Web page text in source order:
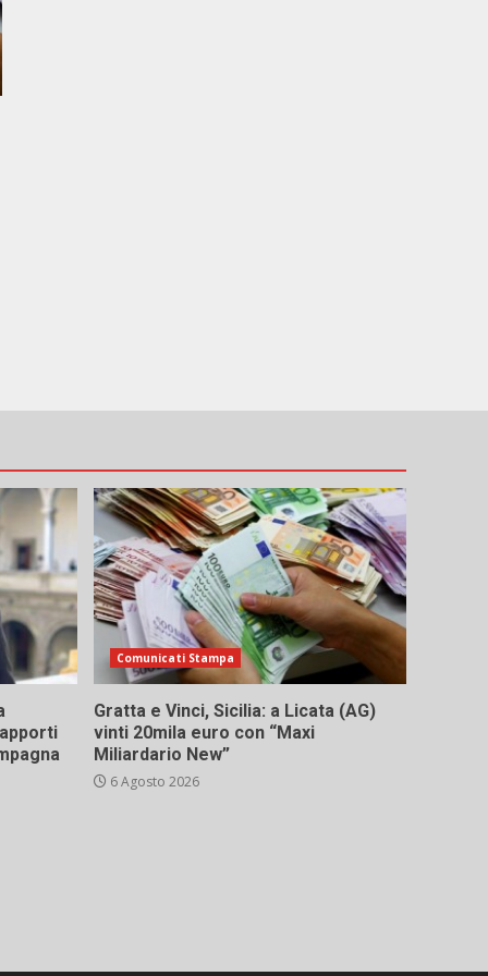
Comunicati Stampa
Gratta e Vinci, Sicilia: a Licata (AG)
vinti 20mila euro con “Maxi
Miliardario New”
6 Agosto 2026